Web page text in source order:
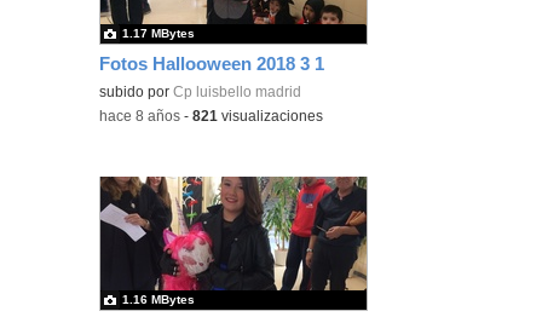
Fotos Hallooween 2018 3 1
subido porCp luisbello madrid
1.17 MBytes
-hace 8 años -821 visualizaciones
1.16 MBytes